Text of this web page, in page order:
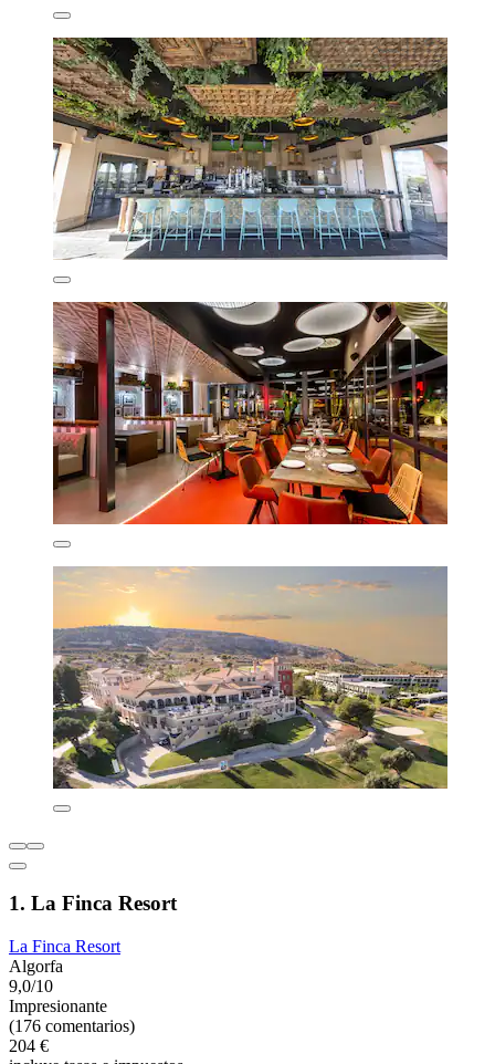
1. La Finca Resort
La Finca Resort
Algorfa
9,0/10
Impresionante
(176 comentarios)
204 €